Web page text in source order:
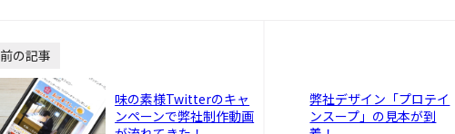
前の記事
味の素様Twitterのキャ
ンペーンで弊社制作動画
弊社デザイン「プロテイ
ンスープ」の見本が到